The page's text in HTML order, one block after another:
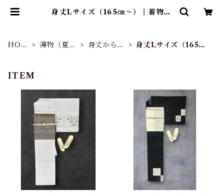
身丈Lサイズ（165㎝～） | 着物
HOM
薄物（夏
身丈から選
身丈Lサイズ（165㎝
ITEM